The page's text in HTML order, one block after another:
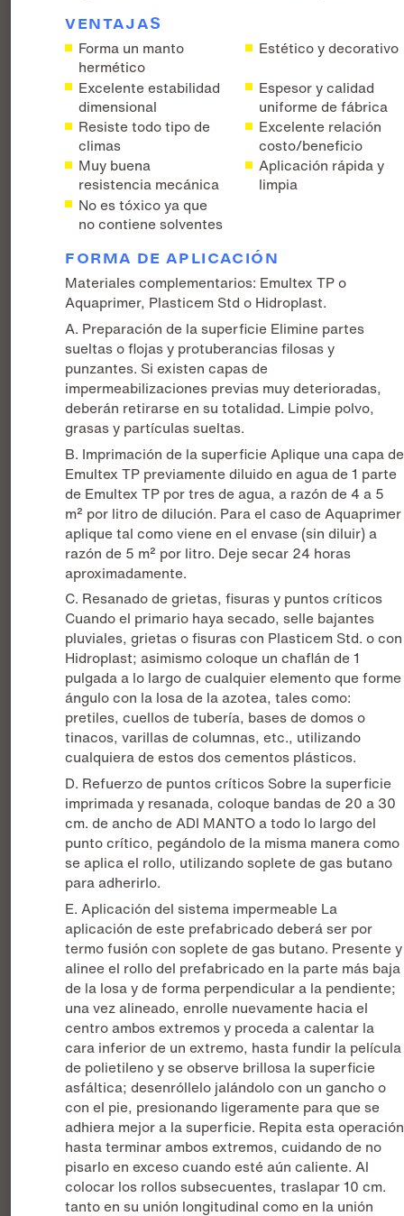
VENTAJAS
Forma un manto
hermético
Estético y decorativo
Excelente estabilidad
dimensional
Espesor y calidad
uniforme de fábrica
Resiste todo tipo de
climas
Excelente relación
costo/beneficio
Muy buena
resistencia mecánica
Aplicación rápida y
limpia
No es tóxico ya que
no contiene solventes
FORMA DE APLICACIÓN
Materiales complementarios: Emultex TP o
Aquaprimer, Plasticem Std o Hidroplast.
A. Preparación de la superficie Elimine partes
sueltas o flojas y protuberancias filosas y
punzantes. Si existen capas de
impermeabilizaciones previas muy deterioradas,
deberán retirarse en su totalidad. Limpie polvo,
grasas y partículas sueltas.
B. Imprimación de la superficie Aplique una capa de
Emultex TP previamente diluido en agua de 1 parte
de Emultex TP por tres de agua, a razón de 4 a 5
m² por litro de dilución. Para el caso de Aquaprimer
aplique tal como viene en el envase (sin diluir) a
razón de 5 m² por litro. Deje secar 24 horas
aproximadamente.
C. Resanado de grietas, fisuras y puntos críticos
Cuando el primario haya secado, selle bajantes
pluviales, grietas o fisuras con Plasticem Std. o con
Hidroplast; asimismo coloque un chaflán de 1
pulgada a lo largo de cualquier elemento que forme
ángulo con la losa de la azotea, tales como:
pretiles, cuellos de tubería, bases de domos o
tinacos, varillas de columnas, etc., utilizando
cualquiera de estos dos cementos plásticos.
D. Refuerzo de puntos críticos Sobre la superficie
imprimada y resanada, coloque bandas de 20 a 30
cm. de ancho de ADI MANTO a todo lo largo del
punto crítico, pegándolo de la misma manera como
se aplica el rollo, utilizando soplete de gas butano
para adherirlo.
E. Aplicación del sistema impermeable La
aplicación de este prefabricado deberá ser por
termo fusión con soplete de gas butano. Presente y
alinee el rollo del prefabricado en la parte más baja
de la losa y de forma perpendicular a la pendiente;
una vez alineado, enrolle nuevamente hacia el
centro ambos extremos y proceda a calentar la
cara inferior de un extremo, hasta fundir la película
de polietileno y se observe brillosa la superficie
asfáltica; desenróllelo jalándolo con un gancho o
con el pie, presionando ligeramente para que se
adhiera mejor a la superficie. Repita esta operación
hasta terminar ambos extremos, cuidando de no
pisarlo en exceso cuando esté aún caliente. Al
colocar los rollos subsecuentes, traslapar 10 cm.
tanto en su unión longitudinal como en la unión